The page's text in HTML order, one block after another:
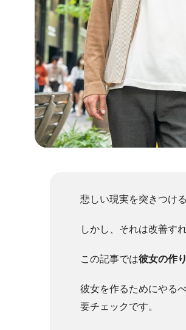
悲しい現実を突きつけ
しかし、それは改善す
この記事では彼女の作
彼女を作るためにやる
要チェックです。